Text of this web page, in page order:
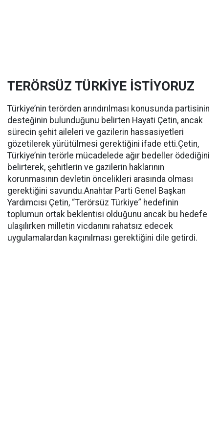
TERÖRSÜZ TÜRKİYE İSTİYORUZ
Türkiye’nin terörden arındırılması konusunda partisinin
desteğinin bulunduğunu belirten Hayati Çetin, ancak
sürecin şehit aileleri ve gazilerin hassasiyetleri
gözetilerek yürütülmesi gerektiğini ifade etti.Çetin,
Türkiye’nin terörle mücadelede ağır bedeller ödediğini
belirterek, şehitlerin ve gazilerin haklarının
korunmasının devletin öncelikleri arasında olması
gerektiğini savundu.Anahtar Parti Genel Başkan
Yardımcısı Çetin, “Terörsüz Türkiye” hedefinin
toplumun ortak beklentisi olduğunu ancak bu hedefe
ulaşılırken milletin vicdanını rahatsız edecek
uygulamalardan kaçınılması gerektiğini dile getirdi.